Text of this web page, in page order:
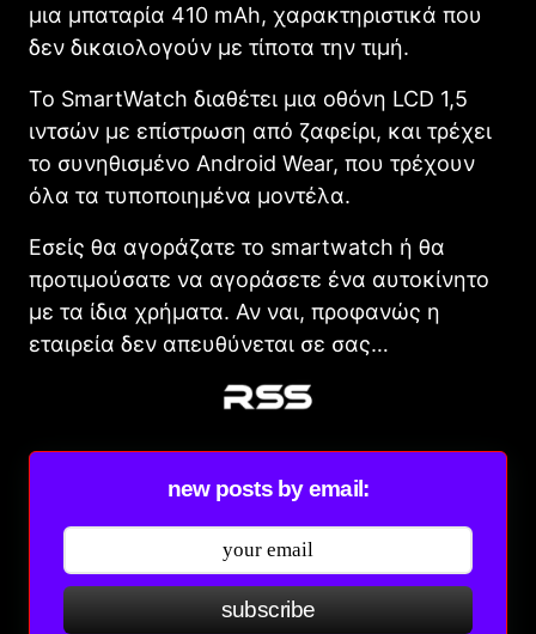
μια μπαταρία 410 mAh, χαρακτηριστικά που
δεν δικαιολογούν με τίποτα την τιμή.
Το SmartWatch διαθέτει μια οθόνη LCD 1,5
ιντσών με επίστρωση από ζαφείρι, και τρέχει
το συνηθισμένο Android Wear, που τρέχουν
όλα τα τυποποιημένα μοντέλα.
Εσείς θα αγοράζατε το smartwatch ή θα
προτιμούσατε να αγοράσετε ένα αυτοκίνητο
με τα ίδια χρήματα. Αν ναι, προφανώς η
εταιρεία δεν απευθύνεται σε σας…
new posts by email:
subscribe